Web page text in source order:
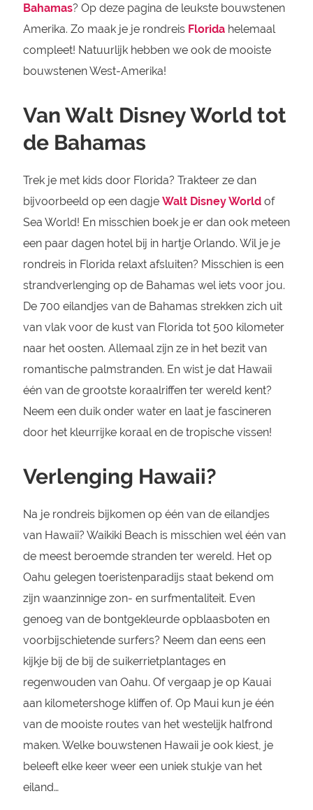
Bahamas? Op deze pagina de leukste bouwstenen
Amerika. Zo maak je je rondreis Floridahelemaal
compleet! Natuurlijk hebben we ook de mooiste
bouwstenen West-Amerika!
Van Walt Disney World tot
de Bahamas
Trek je met kids door Florida? Trakteer ze dan
bijvoorbeeld op een dagje Walt Disney Worldof
Sea World! En misschien boek je er dan ook meteen
een paar dagen hotel bij in hartje Orlando. Wil je je
rondreis in Florida relaxt afsluiten? Misschien is een
strandverlenging op de Bahamas wel iets voor jou.
De 700 eilandjes van de Bahamas strekken zich uit
van vlak voor de kust van Florida tot 500 kilometer
naar het oosten. Allemaal zijn ze in het bezit van
romantische palmstranden. En wist je dat Hawaii
één van de grootste koraalriffen ter wereld kent?
Neem een duik onder water en laat je fascineren
door het kleurrijke koraal en de tropische vissen!
Verlenging Hawaii?
Na je rondreis bijkomen op één van de eilandjes
van Hawaii? Waikiki Beach is misschien wel één van
de meest beroemde stranden ter wereld. Het op
Oahu gelegen toeristenparadijs staat bekend om
zijn waanzinnige zon- en surfmentaliteit. Even
genoeg van de bontgekleurde opblaasboten en
voorbijschietende surfers? Neem dan eens een
kijkje bij de bij de suikerrietplantages en
regenwouden van Oahu. Of vergaap je op Kauai
aan kilometershoge kliffen of. Op Maui kun je één
van de mooiste routes van het westelijk halfrond
maken. Welke bouwstenen Hawaii je ook kiest, je
beleeft elke keer weer een uniek stukje van het
eiland…